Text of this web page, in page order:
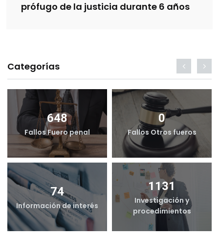
prófugo de la justicia durante 6 años
Categorías
648
Fallos Fuero penal
0
Fallos Otros fueros
74
Información de interés
1131
Investigación y
procedimientos